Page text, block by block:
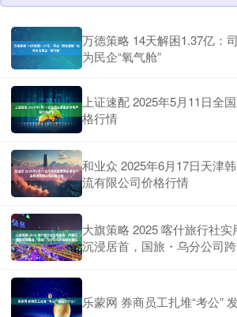
万德策略 14天解困1.37亿：
为民企“氧气舱”
上证速配 2025年5月11日全
格行情
和业众 2025年6月17日天津
流有限公司价格行情
大旗策略 2025 喀什旅行社
沉浸居首，国旅・乌分公司
乐蒙网 券商员工扎堆“考公”